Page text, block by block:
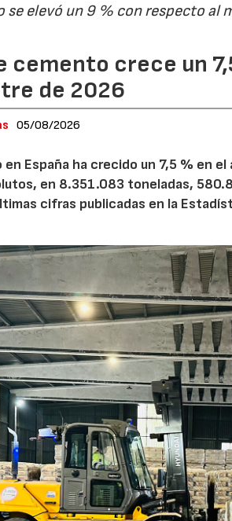
se elevó un 9 % con respecto al
cemento crece un
de 2026
05/08/2026
España ha crecido un 7,5 % en
en 8.351.083 toneladas,
cifras publicadas en la